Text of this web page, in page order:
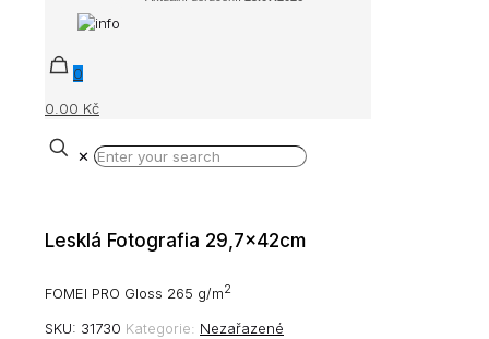
0
0.00 Kč
✕
Lesklá Fotografia 29,7x42cm
FOMEI PRO Gloss 265 g/m2
SKU: 31730 Kategorie: Nezařazené